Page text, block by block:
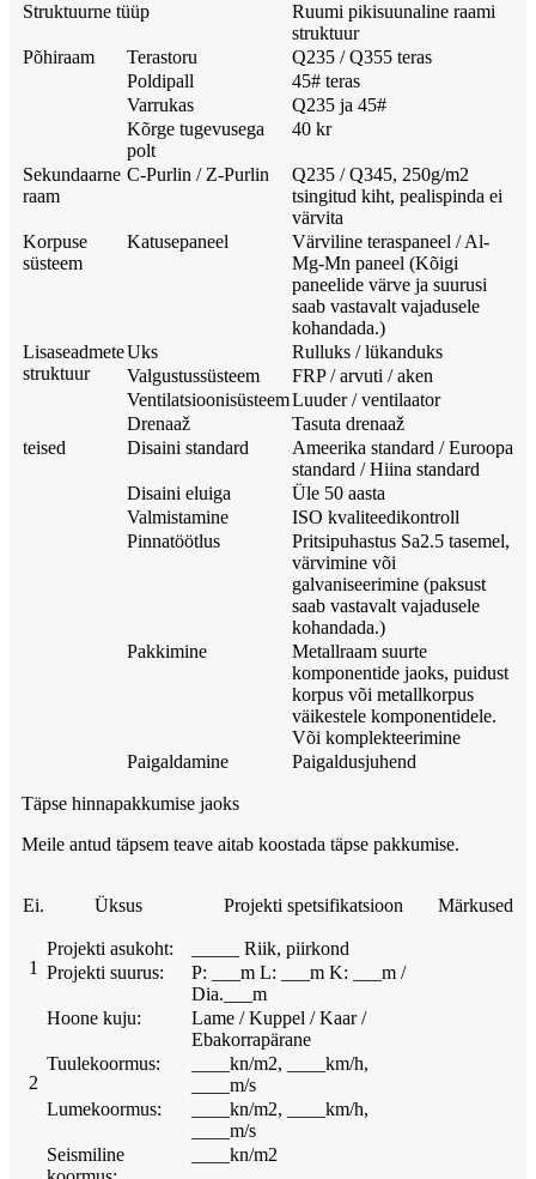
Struktuurne tüüp
Ruumi pikisuunaline raami
struktuur
Põhiraam
Terastoru
Q235 / Q355 teras
Poldipall
45# teras
Varrukas
Q235 ja 45#
Kõrge tugevusega
polt
40 kr
Sekundaarne
raam
C-Purlin / Z-Purlin
Q235 / Q345, 250g/m2
tsingitud kiht, pealispinda ei
värvita
Korpuse
süsteem
Katusepaneel
Värviline teraspaneel / Al-
Mg-Mn paneel (Kõigi
paneelide värve ja suurusi
saab vastavalt vajadusele
kohandada.)
Lisaseadmete
struktuur
Uks
Rulluks / lükanduks
Valgustussüsteem
FRP / arvuti / aken
VentilatsioonisüsteemLuuder / ventilaator
Drenaaž
Tasuta drenaaž
teised
Disaini standard
Ameerika standard / Euroopa
standard / Hiina standard
Disaini eluiga
Üle 50 aasta
Valmistamine
ISO kvaliteedikontroll
Pinnatöötlus
Pritsipuhastus Sa2.5 tasemel,
värvimine või
galvaniseerimine (paksust
saab vastavalt vajadusele
kohandada.)
Pakkimine
Metallraam suurte
komponentide jaoks, puidust
korpus või metallkorpus
väikestele komponentidele.
Või komplekteerimine
Paigaldamine
Paigaldusjuhend
Täpse hinnapakkumise jaoks
Meile antud täpsem teave aitab koostada täpse pakkumise.
Ei. Üksus Projekti spetsifikatsioon Märkused
1
Projekti asukoht:
_____ Riik, piirkond
Projekti suurus:
P: ___m L: ___m K: ___m /
Dia.___m
Hoone kuju:
Lame / Kuppel / Kaar /
Ebakorrapärane
2
Tuulekoormus:
____kn/m2, ____km/h,
____m/s
Lumekoormus:
____kn/m2, ____km/h,
____m/s
Seismiline
____kn/m2